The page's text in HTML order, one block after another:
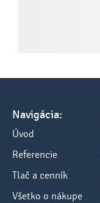
Navigácia:
Úvod
Referencie
Tlač a cenník
Všetko o nákupe